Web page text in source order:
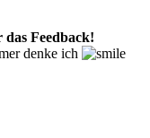
Feedback!
denke ich